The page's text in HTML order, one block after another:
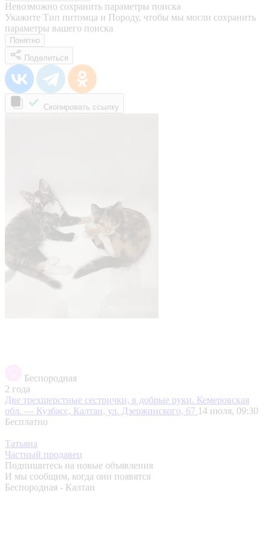
Невозможно сохранить параметры поиска
Укажите Тип питомца и Породу, чтобы мы могли сохранить
параметры вашего поиска
Понятно
Поделиться
Скопировать ссылку
Беспородная
2 года
Две трехшерстные сестрички, в добрые руки. Кемеровская
обл. — Кузбасс, Калтан, ул. Дзержинского, 67 14 июля, 09:30
Бесплатно
Татьяна
Частный продавец
Подпишитесь на новые объявления
И мы сообщим, когда они появятся
Беспородная - Калтан